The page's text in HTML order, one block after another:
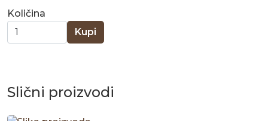
Količina
Kupi
Slični proizvodi